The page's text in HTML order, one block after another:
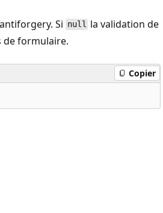
Si null la validation de
de formulaire.
Copier